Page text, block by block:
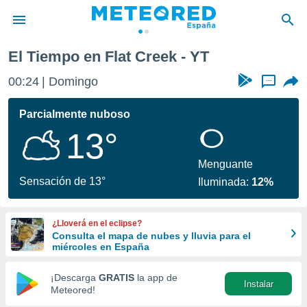
de
por
se
calidad.
a este
las
y
forma
digital
basada
El Tiempo en Flat Creek - YT
00:24 Domingo ...
Parcialmente nuboso
13°
Sensación de 13°
Menguante
Iluminada: 12%
¿Lloverá en el eclipse?
Consulta el mapa de nubes y lluvia para el
miércoles en España
¡Descarga GRATIS la app de
Meteored!
Instalar